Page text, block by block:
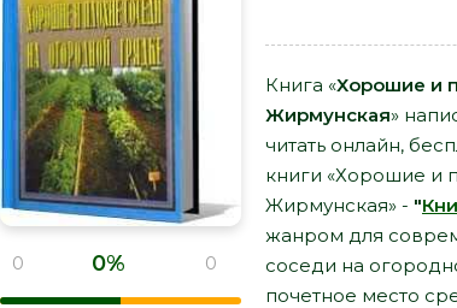
0 0% 0
Книга «Хорошие и
Жирмунская»
читать онлайн,
книги «Хорошие и
Жирмунская» - "
жанром для
соседи на
почетное место